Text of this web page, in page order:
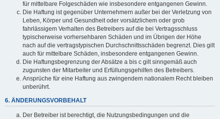
für mittelbare Folgeschäden wie insbesondere entgangenen Gewinn.
Die Haftung ist gegenüber Unternehmern außer bei der Verletzung von
Leben, Körper und Gesundheit oder vorsätzlichem oder grob
fahrlässigem Verhalten des Betreibers auf die bei Vertragsschluss
typischerweise vorhersehbaren Schäden und im Übrigen der Höhe
nach auf die vertragstypischen Durchschnittsschäden begrenzt. Dies gilt
auch für mittelbare Schäden, insbesondere entgangenen Gewinn.
Die Haftungsbegrenzung der Absätze a bis c gilt sinngemäß auch
zugunsten der Mitarbeiter und Erfüllungsgehilfen des Betreibers.
Ansprüche für eine Haftung aus zwingendem nationalem Recht bleiben
unberührt.
6. ÄNDERUNGSVORBEHALT
Der Betreiber ist berechtigt, die Nutzungsbedingungen und die